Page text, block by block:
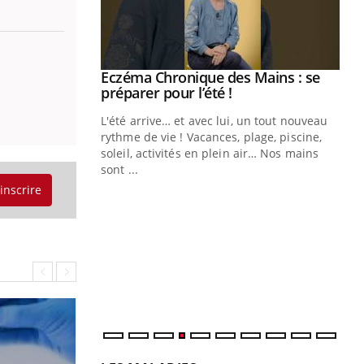
de type 2
Youtube
Eczéma Chronique des Mains : se
préparer pour l’été !Youtube
L'été arrive… et avec lui, un tout nouveau
rythme de vie ! Vacances, plage, piscine,
soleil, activités en plein air… Nos mains
sont ...